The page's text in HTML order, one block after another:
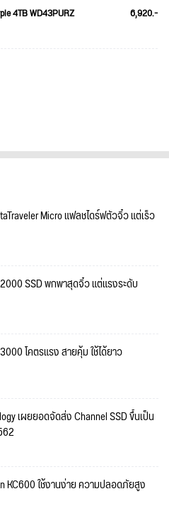
4TB WD43PURZ 6,920.-
Micro แฟลชไดร์ฟตัวจิ๋ว แต่เร็ว
SSD พกพาสุดจิ๋ว แต่แรงระดับ
โคตรแรง สายคุ้ม ใช้ได้ยาว
เผยยอดจัดส่ง Channel SSD ขึ้นเป็น
KC600 ใช้งานง่าย ความปลอดภัยสูง